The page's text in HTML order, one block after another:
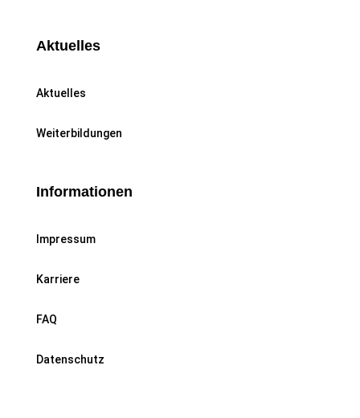
Aktuelles
Aktuelles
Weiterbildungen
Informationen
Impressum
Karriere
FAQ
Datenschutz